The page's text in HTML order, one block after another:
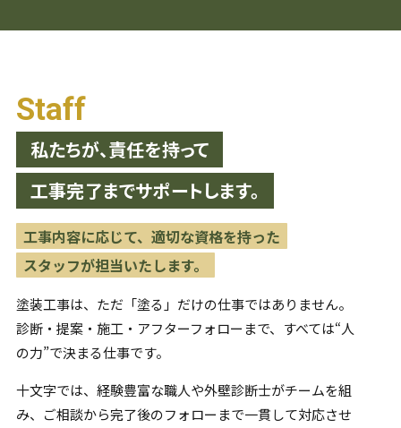
Staff
私たちが、責任を持って
工事完了までサポートします。
工事内容に応じて、適切な資格を持った
スタッフが担当いたします。
塗装工事は、ただ「塗る」だけの仕事ではありません。
診断・提案・施工・アフターフォローまで、すべては“人
の力”で決まる仕事です。
十文字では、経験豊富な職人や外壁診断士がチームを組
み、 ご相談から完了後のフォローまで一貫して対応させ